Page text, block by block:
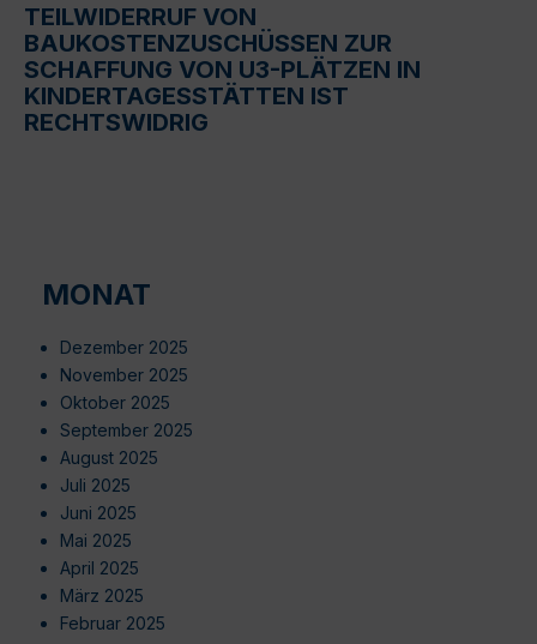
TEILWIDERRUF VON
BAUKOSTENZUSCHÜSSEN ZUR
SCHAFFUNG VON U3-PLÄTZEN IN
KINDERTAGESSTÄTTEN IST
RECHTSWIDRIG
MONAT
Dezember 2025
November 2025
Oktober 2025
September 2025
August 2025
Juli 2025
Juni 2025
Mai 2025
April 2025
März 2025
Februar 2025